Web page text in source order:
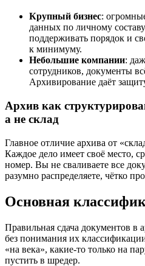
Крупный бизнес:
данных по личному
поддерживать порядок и
к минимуму.
Небольшие компании:
сотрудников, документы
Архивирование даёт
Архив как
а не склад
Главное отличие архива от
Каждое дело имеет своё место,
номер. Вы не сваливаете все
разумно распределяете, чётко
Основная
Правильная сдача документов в
без понимания их
«на века», какие-то только на
пустить в шредер.